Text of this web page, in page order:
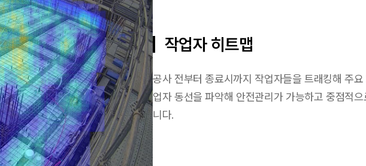
작업자 히트맵
공사 전부터 종료시까지 작업자들을 트래킹해 주
업자 동선을 파악해 안전관리가 가능하고 중점적
니다.